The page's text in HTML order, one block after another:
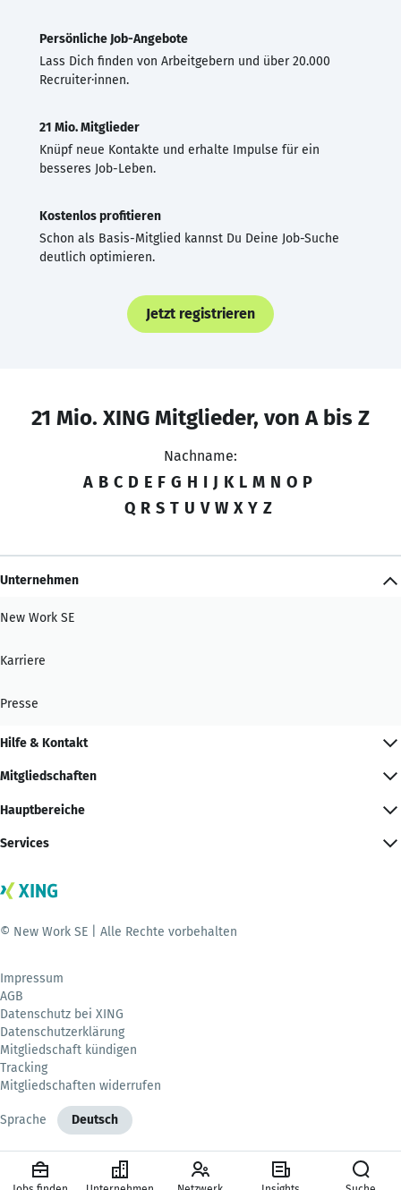
Persönliche Job-Angebote
Lass Dich finden von Arbeitgebern und über 20.000
Recruiter·innen.
21 Mio. Mitglieder
Knüpf neue Kontakte und erhalte Impulse für ein
besseres Job-Leben.
Kostenlos profitieren
Schon als Basis-Mitglied kannst Du Deine Job-Suche
deutlich optimieren.
Jetzt registrieren
21 Mio. XING Mitglieder, von A bis Z
Nachname:
A B C D E F G H I J K L M N O P
Q R S T U V W X Y Z
Unternehmen
New Work SE
Karriere
Presse
Hilfe & Kontakt
Mitgliedschaften
Hauptbereiche
Services
© New Work SE | Alle Rechte vorbehalten
Impressum
AGB
Datenschutz bei XING
Datenschutzerklärung
Mitgliedschaft kündigen
Tracking
Mitgliedschaften widerrufen
Sprache Deutsch